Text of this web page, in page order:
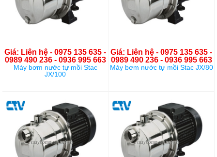
Giá: Liên hệ - 0975 135 635 -
0989 490 236 - 0936 995 663
Máy bơm nước tự mồi Stac
JX/100
Giá: Liên hệ - 0975 135 635 -
0989 490 236 - 0936 995 663
Máy bơm nước tự mồi Stac JX/80